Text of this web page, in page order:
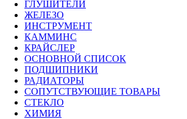
ГЛУШИТЕЛИ
ЖЕЛЕЗО
ИНСТРУМЕНТ
КАММИНС
КРАЙСЛЕР
ОСНОВНОЙ СПИСОК
ПОДШИПНИКИ
РАДИАТОРЫ
СОПУТСТВУЮЩИЕ ТОВАРЫ
СТЕКЛО
ХИМИЯ